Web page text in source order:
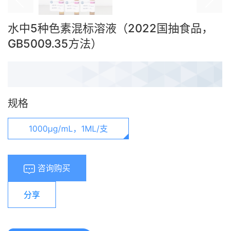
水中5种色素混标溶液（2022国抽食品，
GB5009.35方法）
规格
1000μg/mL，1ML/支
咨询购买
分享